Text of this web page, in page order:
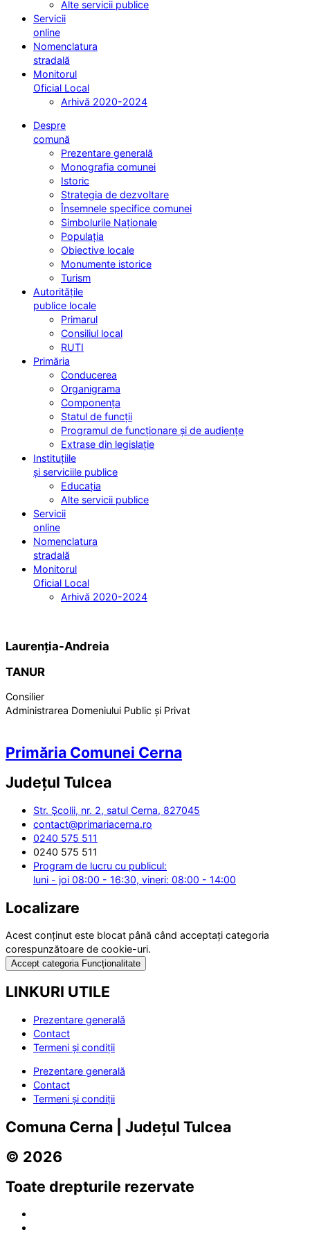
Alte servicii publice
Servicii
online
Nomenclatura
stradală
Monitorul
Oficial Local
Arhivă 2020-2024
Despre
comună
Prezentare generală
Monografia comunei
Istoric
Strategia de dezvoltare
Însemnele specifice comunei
Simbolurile Naționale
Populația
Obiective locale
Monumente istorice
Turism
Autoritățile
publice locale
Primarul
Consiliul local
RUTI
Primăria
Conducerea
Organigrama
Componența
Statul de funcții
Programul de funcționare și de audiențe
Extrase din legislație
Instituțiile
și serviciile publice
Educația
Alte servicii publice
Servicii
online
Nomenclatura
stradală
Monitorul
Oficial Local
Arhivă 2020-2024
Laurenția-Andreia
TANUR
Consilier
Administrarea Domeniului Public și Privat
Primăria Comunei Cerna
Județul Tulcea
Str. Şcolii, nr. 2, satul Cerna, 827045
contact@primariacerna.ro
0240 575 511
0240 575 511
Program de lucru cu publicul:
luni - joi 08:00 - 16:30, vineri: 08:00 - 14:00
Localizare
Acest conținut este blocat până când acceptați categoria
corespunzătoare de cookie-uri.
Accept categoria Funcționalitate
LINKURI UTILE
Prezentare generală
Contact
Termeni și condiții
Prezentare generală
Contact
Termeni și condiții
Comuna Cerna | Județul Tulcea
© 2026
Toate drepturile rezervate